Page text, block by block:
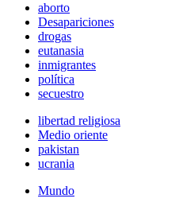
aborto
Desapariciones
drogas
eutanasia
inmigrantes
política
secuestro
libertad religiosa
Medio oriente
pakistan
ucrania
Mundo